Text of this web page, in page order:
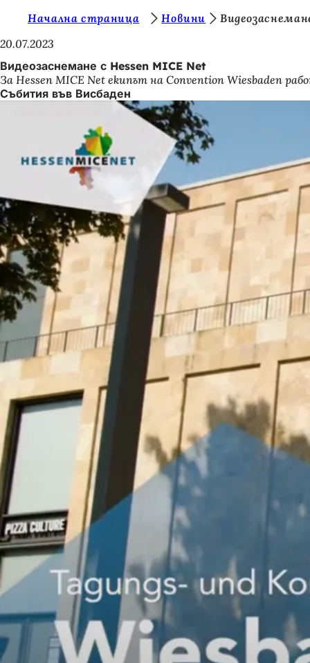
Преминаване към съдържанието
и
е
с
т
к
:
Начална страница Новини
20.07.2023
Видеозаснемане с Hessen MICE Net
За Hessen MICE Net екипът на Convention Wiesbaden
Събития във Висбаден